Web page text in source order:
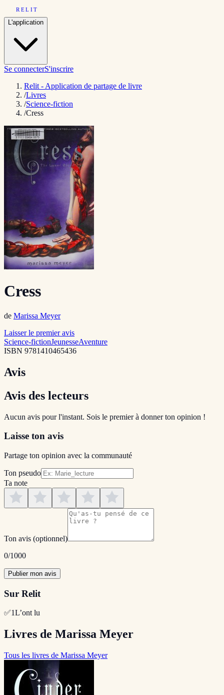
RELIT
L'application
Se connecterS'inscrire
Relit - Application de partage de livre
/Livres
/Science-fiction
/Cress
Cress
de Marissa Meyer
Laisser le premier avis
Science-fictionJeunesseAventure
ISBN 9781410465436
Avis
Avis des lecteurs
Aucun avis pour l'instant. Sois le premier à donner ton opinion !
Laisse ton avis
Partage ton opinion avec la communauté
Ton pseudo
Ta note
Ton avis (optionnel)
0/1000
Publier mon avis
Sur Relit
✅1L’ont lu
Livres de Marissa Meyer
Tous les livres de Marissa Meyer